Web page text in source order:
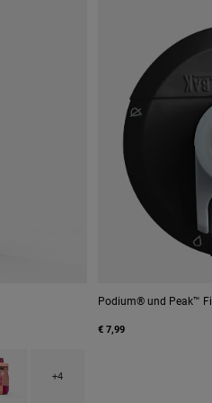
Grey.
type of Mercury Berry.
swatch type of Mercury Blush.
+4
Podium® und Peak™
€ 7,99